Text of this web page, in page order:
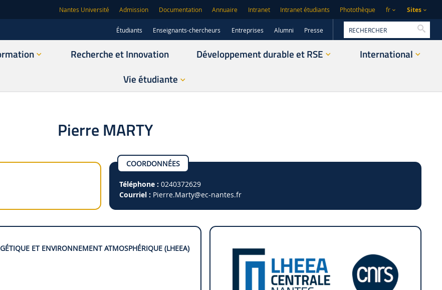
Nantes Université Admission Documentation Annuaire Intranet Intranet étudiants Photothèque fr Sites
Étudiants Enseignants-chercheurs Entreprises Alumni Presse
Recherche et Innovation Développement durable et RSE
International
Vie étudiante
Pierre MARTY
COORDONNÉES
Téléphone : 0240372629
Courriel : Pierre.Marty@ec-nantes.fr
ET ENVIRONNEMENT ATMOSPHÉRIQUE (LHEEA)